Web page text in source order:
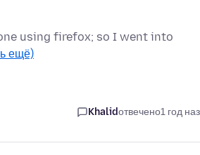
using firefox; so I went into
ещё)
Khalidотвечено1 год